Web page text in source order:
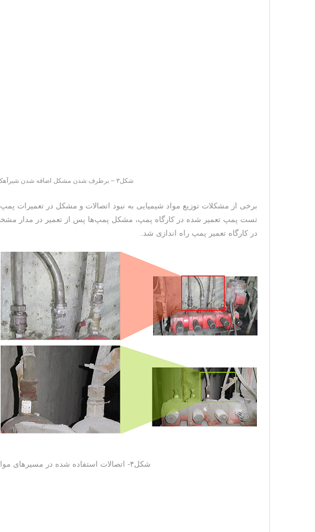
شکل۳ – برطرف شدن مشکل اضافه شدن شیرآهک به مدار کلینر (آسیاهای خردایش مجدد)
تست پمپ تعمیر شده در کارگاه پمپ، مشکل پمپ‌ها پس از تعمیر در مدار
در کارگاه تعمیر پمپ راه اندازی شد.
شکل۴- اتصالات استفاده شده در مسیرهای مواد شیمیایی (قرمز نادرست، سبز صحیح)